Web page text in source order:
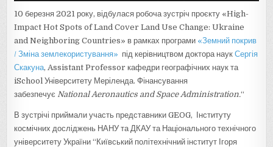
10 березня 2021 року, відбулася робоча зустріч проєкту «High-
Impact Hot Spots of Land Cover Land Use Change: Ukraine
and Neighboring Countries» в рамках програми «Земний покрив
/ Зміна землекористування» під керівництвом доктора наукСергія
Скакуна, Assistant Professor кафедри географічних наук та
iSchool Університету Меріленда. Фінансування
забезпечує National Aeronautics and Space Administration.“
В зустрічі приймали участь представники GEOG, Інституту
космічних досліджень НАНУ та ДКАУ та Національного технічного
університету України “Київський політехнічний інститут Ігоря